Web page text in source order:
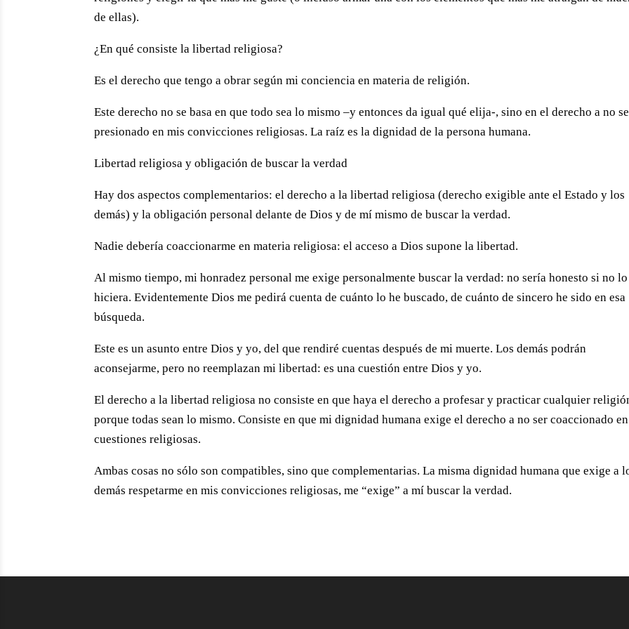
de ellas).
¿En qué consiste la libertad religiosa?
Es el derecho que tengo a obrar según mi conciencia en materia de religión.
Este derecho no se basa en que todo sea lo mismo –y entonces da igual qué elija-, sino en el derecho a no
presionado en mis convicciones religiosas. La raíz es la dignidad de la persona humana.
Libertad religiosa y obligación de buscar la verdad
Hay dos aspectos complementarios: el derecho a la libertad religiosa (derecho exigible ante el Estado y los
demás) y la obligación personal delante de Dios y de mí mismo de buscar la verdad.
Nadie debería coaccionarme en materia religiosa: el acceso a Dios supone la libertad.
Al mismo tiempo, mi honradez personal me exige personalmente buscar la verdad: no sería honesto si no lo
hiciera. Evidentemente Dios me pedirá cuenta de cuánto lo he buscado, de cuánto de sincero he sido en esa
búsqueda.
Este es un asunto entre Dios y yo, del que rendiré cuentas después de mi muerte. Los demás podrán
aconsejarme, pero no reemplazan mi libertad: es una cuestión entre Dios y yo.
El derecho a la libertad religiosa no consiste en que haya el derecho a profesar y practicar cualquier
porque todas sean lo mismo. Consiste en que mi dignidad humana exige el derecho a no ser coaccionado en
cuestiones religiosas.
Ambas cosas no sólo son compatibles, sino que complementarias. La misma dignidad humana que exige a
demás respetarme en mis convicciones religiosas, me “exige” a mí buscar la verdad.